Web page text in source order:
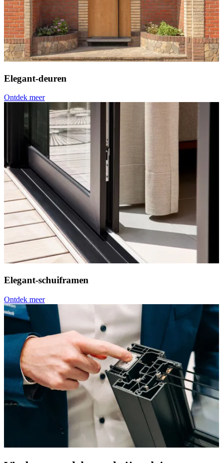
Elegant-deuren
Ontdek meer
Elegant-schuiframen
Ontdek meer